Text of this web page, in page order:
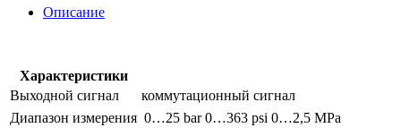
дисплеем
Описание
Характеристики
Выходной сигнал
коммутационный сигнал
Диапазон измерения 0…25 bar 0…363 psi 0…2,5 MPa